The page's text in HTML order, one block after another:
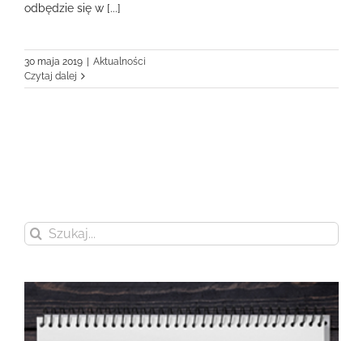
odbędzie się w [...]
30 maja 2019 | Aktualności
Czytaj dalej
Szukaj